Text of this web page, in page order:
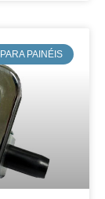
PAINÉIS